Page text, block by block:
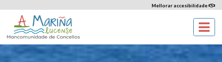
Mellorar accesibilidade